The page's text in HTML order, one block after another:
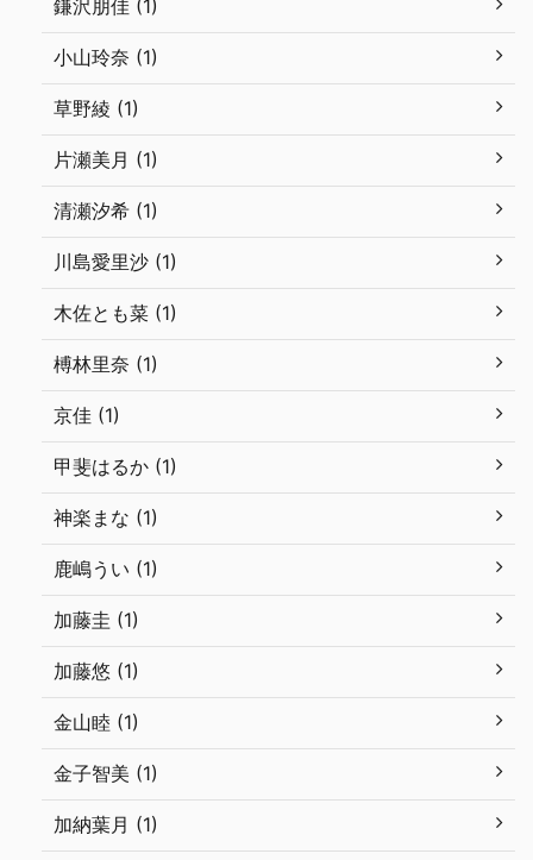
鎌沢朋佳 (1)
小山玲奈 (1)
草野綾 (1)
片瀬美月 (1)
清瀬汐希 (1)
川島愛里沙 (1)
木佐とも菜 (1)
榑林里奈 (1)
京佳 (1)
甲斐はるか (1)
神楽まな (1)
鹿嶋うい (1)
加藤圭 (1)
加藤悠 (1)
金山睦 (1)
金子智美 (1)
加納葉月 (1)